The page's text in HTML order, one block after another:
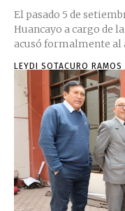
El pasado 5 de
Huancayo a cargo de
acusó formalmente al
LEYDI SOTACURO RAMOS